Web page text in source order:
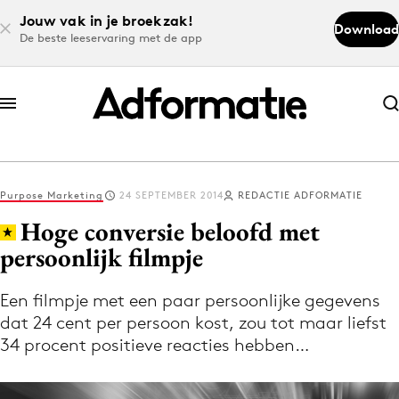
Jouw vak in je broekzak!
De beste leeservaring met de app
Download
Abonneer nu
Abonneer nu
Log in
Download de app
Volg het laatste nieuws via de Adformatie
Nieuws app
Purpose Marketing 24 SEPTEMBER 2014 REDACTIE ADFORMATIE
Hoge conversie beloofd met
persoonlijk filmpje
Een filmpje met een paar persoonlijke gegevens
dat 24 cent per persoon kost, zou tot maar liefst
34 procent positieve reacties hebben…